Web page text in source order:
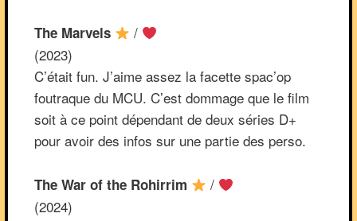
The Marvels
/
(2023)
C’était fun. J’aime assez la facette spac’op
foutraque du MCU. C’est dommage que le film
soit à ce point dépendant de deux séries D+
pour avoir des infos sur une partie des perso.
The War of the Rohirrim
/
(2024)